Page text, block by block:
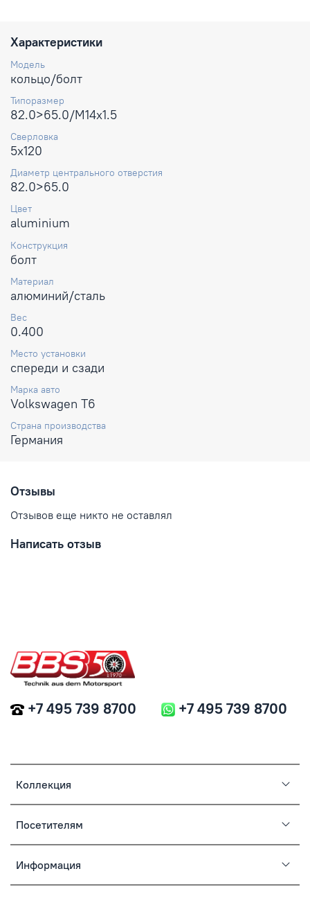
Характеристики
Модель
кольцо/болт
Типоразмер
82.0>65.0/M14x1.5
Сверловка
5x120
Диаметр центрального отверстия
82.0>65.0
Цвет
aluminium
Конструкция
болт
Материал
алюминий/сталь
Вес
0.400
Место установки
спереди и сзади
Марка авто
Volkswagen T6
Страна производства
Германия
Отзывы
Отзывов еще никто не оставлял
Написать отзыв
Коллекция
Посетителям
Информация
+7 495 739 8700 +7 495 739 8700